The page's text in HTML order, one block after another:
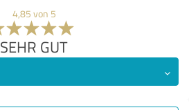
4,85 von 5
SEHR GUT